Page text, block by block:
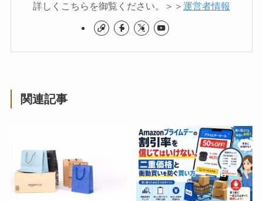
詳しくこちらを御覧ください。＞＞ 運営者情報
関連記事